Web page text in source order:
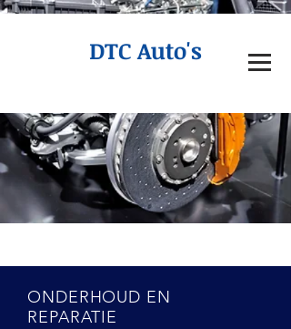
DTC Auto's
ONDERHOUD EN
REPARATIE